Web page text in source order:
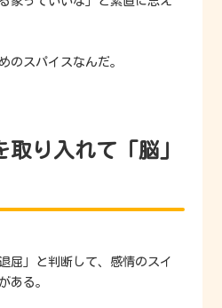
のスパイスなんだ。
り入れて「脳」
屈」と判断して、感情のスイ
ある。